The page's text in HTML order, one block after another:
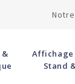
&
Stand